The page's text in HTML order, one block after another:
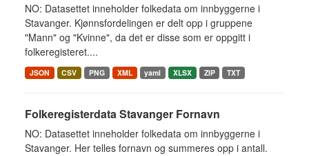
NO: Datasettet inneholder folkedata om innbyggerne i
Stavanger. Kjønnsfordelingen er delt opp i gruppene
"Mann" og "Kvinne", da det er disse som er oppgitt i
folkeregisteret....
JSON CSV PNG XML yaml XLSX ZIP TXT
Folkeregisterdata Stavanger Fornavn
NO: Datasettet inneholder folkedata om innbyggerne i
Stavanger. Her telles fornavn og summeres opp i antall.